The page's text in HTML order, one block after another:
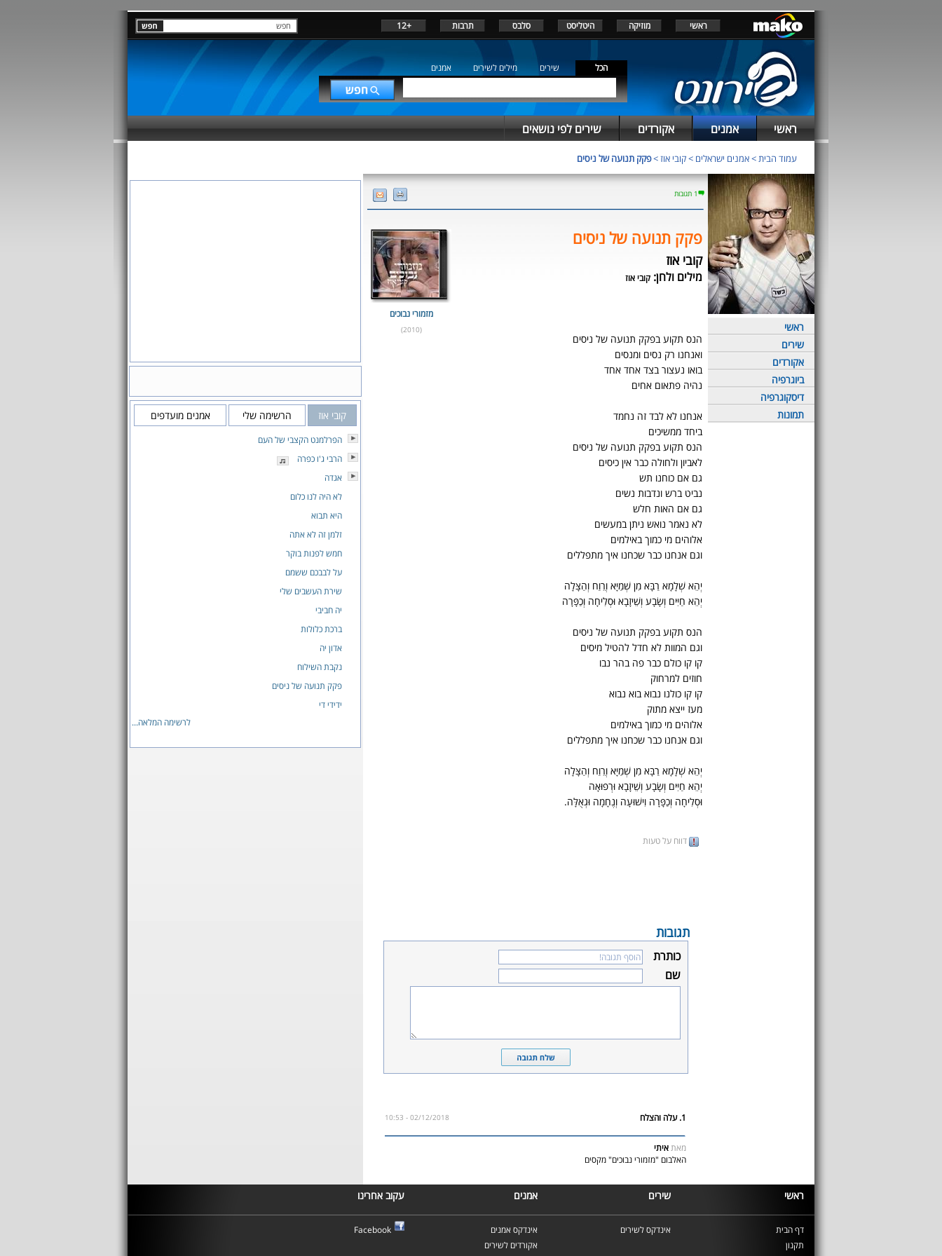
ראשי מוזיקה היטליסט סלבס תרבות +12
הכל שירים מילים לשירים אמנים
ראשי אמנים אקורדים שירים לפי נושאים
עמוד הבית>אמנים ישראלים >קובי אוז>פקק תנועה של ניסים
ראשי
שירים
אקורדים
ביוגרפיה
דיסקוגרפיה
תמונות
1 תגובות
פקק תנועה של ניסים
קובי אוז
מילים ולחן: קובי אוז
הנס תקוע בפקק תנועה של ניסים
ואנחנו רק נסים ומנסים
בואו נעצור בצד אחד אחד
נהיה פתאום אחים
אנחנו לא לבד זה נחמד
ביחד ממשיכים
הנס תקוע בפקק תנועה של ניסים
לאביון ולחולה כבר אין כיסים
גם אם כוחנו תש
נביט ברש ונדבות נשים
גם אם האות חלש
לא נאמר נואש ניתן במעשים
אלוהים מי כמוך באילמים
וגם אנחנו כבר שכחנו איך מתפללים
יְהֵא שְׁלָמָא רַבָּא מִן שְׁמַיָּא וְרֵוַח וְהַצָּלָה
יְהֵא חַיִּים וְשָׂבָע וְשֵׁיזָבָא וּסְלִיחָה וְכַפָּרָה
הנס תקוע בפקק תנועה של ניסים
וגם המוות לא חדל להטיל מיסים
קו קו כולם כבר פה בהר נבו
חוזים למרחוק
קו קו כולנו נבוא בוא נבוא
מעז ייצא מתוק
אלוהים מי כמוך באילמים
וגם אנחנו כבר שכחנו איך מתפללים
יְהֵא שְׁלָמָא רַבָּא מִן שְׁמַיָּא וְרֵוַח וְהַצָּלָה
יְהֵא חַיִּים וְשָׂבָע וְשֵׁיזָבָא וּרְפוּאָה
וּסְלִיחָה וְכַפָּרָה וִישׁוּעָה וְנֶחָמָה וּגְאֻלָּה.
מזמורי נבוכים
(2010)
דווח על טעות
תגובות
כותרת
שם
1. עלה והצלח 02/12/2018 - 10:53
מאתאיתי
האלבום "מזמורי נבוכים" מקסים
קובי אוז הרשימה שלי אמנים מועדפים
הפרלמנט הקצבי של העם
הרבי ג'ו כפרה
אגדה
לא היה לנו כלום
היא תבוא
זלמן זה לא אתה
חמש לפנות בוקר
על לבבכם ששמם
שירת העשבים שלי
יה חביבי
ברכת כלולות
אדון יה
נקבת השילוח
פקק תנועה של ניסים
ידידי די
לרשימה המלאה...
ראשי שירים אמנים עקוב אחרינו
דף הבית
תקנון
אינדקס לשירים
אינדקס אמנים
אקורדים לשירים
Facebook